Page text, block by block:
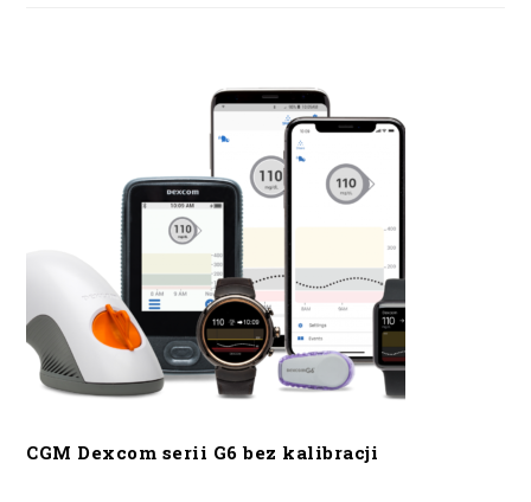
CGM Dexcom serii G6 bez kalibracji